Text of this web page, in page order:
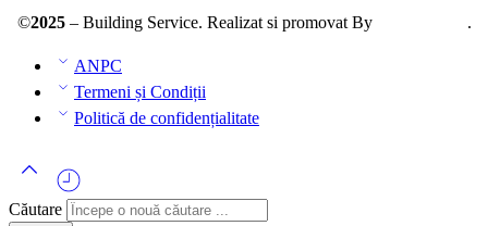
©2025– Building Service. Realizat si promovat By .
ANPC
Termeni și Condiții
Politică de confidențialitate
Căutare